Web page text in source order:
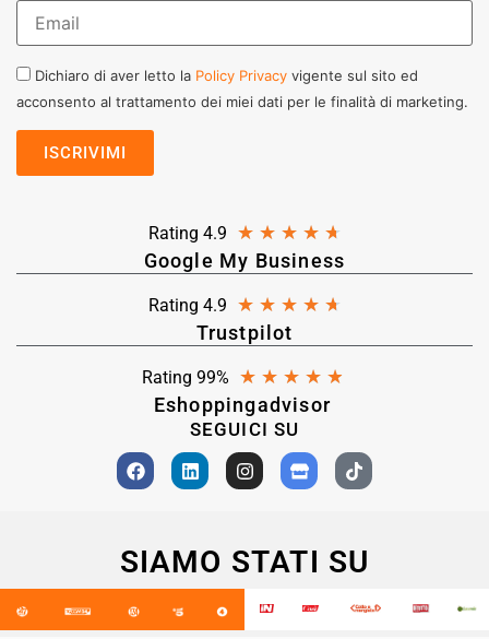
Dichiaro di aver letto la Policy Privacy vigente sul sito ed
acconsento al trattamento dei miei dati per le finalità di marketing.
Rating 4.9 ★ ★ ★ ★ ★
Google My Business
Rating 4.9 ★ ★ ★ ★ ★
Trustpilot
Rating 99% ★ ★ ★ ★ ★
Eshoppingadvisor
SEGUICI SU
SIAMO STATI SU